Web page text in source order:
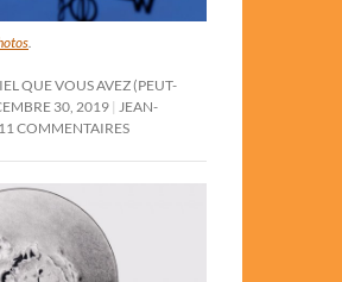
.
QUE VOUS AVEZ (PEUT-
30, 2019 JEAN-
11 COMMENTAIRES